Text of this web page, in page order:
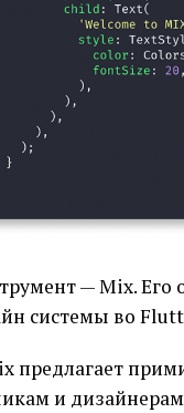
— Mix. Его
системы во
предлагает
и